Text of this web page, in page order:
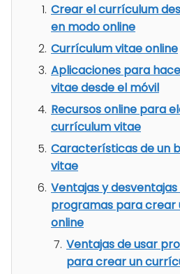
Crear el currículum
en modo online
Currículum vitae online
Aplicaciones para
vitae desde el móvil
Recursos online para
currículum vitae
Características de un
vitae
Ventajas y desventajas
programas para crear
online
Ventajas de usar
para crear un